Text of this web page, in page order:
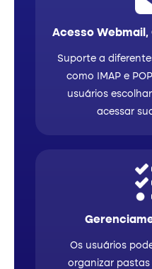
Acesso Webmail,
Suporte a
como IMAP e
usuários
acessar
Os usuários
organizar